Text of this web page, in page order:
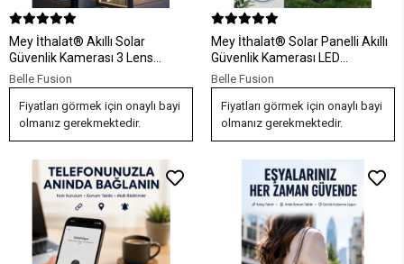
Mey İthalat® Akıllı Solar
Güvenlik Kamerası 3 Lens
Hareket Takip Özellikli Dış Ortam
Kamera
Belle Fusion
Fiyatları görmek için onaylı bayi
olmanız gerekmektedir.
Mey İthalat® Solar Panelli Akıllı
Güvenlik Kamerası LED
Projektörlü
Belle Fusion
Fiyatları görmek için onaylı bayi
olmanız gerekmektedir.